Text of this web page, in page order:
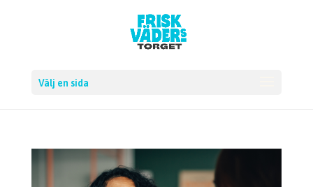
Välj en sida